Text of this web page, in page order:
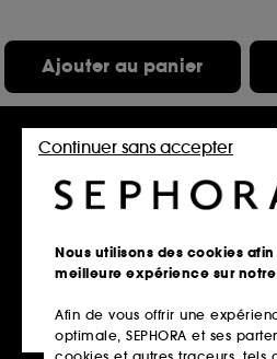
Ajouter au panier
TOM FORD
Vanille Fatale
Eau de Parfum
Nous utilisons des cookies
meilleure expérience sur
Afin de vous offrir une
optimale, SEPHORA et ses
cookies et autres traceurs, tels
Continuer sans accepter